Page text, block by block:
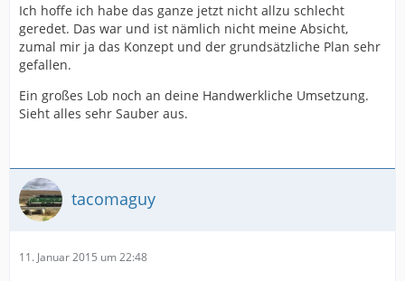
Ich hoffe ich habe das ganze jetzt nicht allzu schlecht
geredet. Das war und ist nämlich nicht meine Absicht,
zumal mir ja das Konzept und der grundsätzliche Plan sehr
gefallen.
Ein großes Lob noch an deine Handwerkliche Umsetzung.
Sieht alles sehr Sauber aus.
tacomaguy
11. Januar 2015 um 22:48